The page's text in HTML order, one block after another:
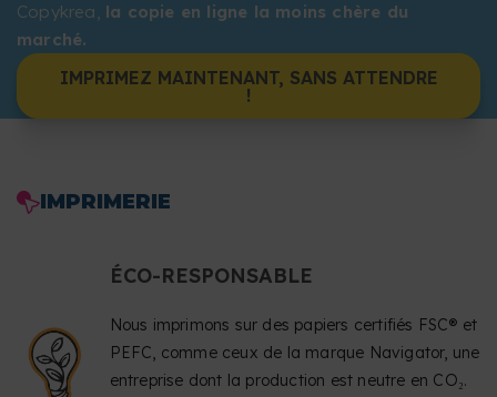
Copykrea, la copie en ligne la moins chère du
marché.
IMPRIMEZ MAINTENANT, SANS ATTENDRE
!
IMPRIMERIE
ÉCO-RESPONSABLE
Nous imprimons sur des papiers certifiés FSC® et
PEFC, comme ceux de la marque Navigator, une
entreprise dont la production est neutre en CO₂.